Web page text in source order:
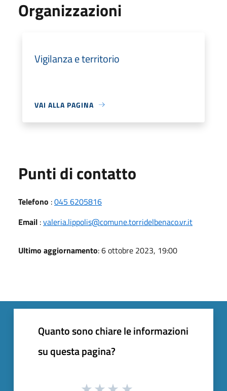
Organizzazioni
Vigilanza e territorio
VAI ALLA PAGINA
Punti di contatto
Telefono :045 6205816
Email :valeria.lippolis@comune.torridelbenaco.vr.it
Ultimo aggiornamento: 6 ottobre 2023, 19:00
Quanto sono chiare le informazioni
su questa pagina?